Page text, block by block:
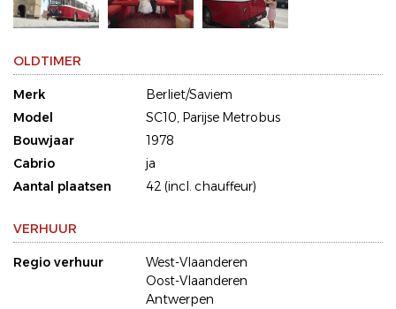
OLDTIMER
Merk
Berliet/Saviem
Model
SC10, Parijse Metrobus
Bouwjaar
1978
Cabrio
ja
Aantal plaatsen
42 (incl. chauffeur)
VERHUUR
Regio verhuur
West-Vlaanderen
Oost-Vlaanderen
Antwerpen